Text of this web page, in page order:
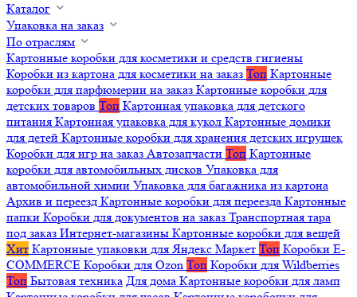
Каталог
Упаковка на заказ
По отраслям
Картонные коробки для косметики и средств гигиены
Коробки из картона для косметики на заказ Топ Картонные
коробки для парфюмерии на заказ Картонные коробки для
детских товаров Топ Картонная упаковка для детского
питания Картонная упаковка для кукол Картонные домики
для детей Картонные коробки для хранения детских игрушек
Коробки для игр на заказ Автозапчасти Топ Картонные
коробки для автомобильных дисков Упаковка для
автомобильной химии Упаковка для багажника из картона
Архив и переезд Картонные коробки для переезда Картонные
папки Коробки для документов на заказ Транспортная тара
под заказ Интернет-магазины Картонные коробки для вещей
Хит Картонные упаковки для Яндекс Маркет Топ Коробки E-
COMMERCE Коробки для Ozon Топ Коробки для Wildberries
Топ Бытовая техника Для дома Картонные коробки для ламп